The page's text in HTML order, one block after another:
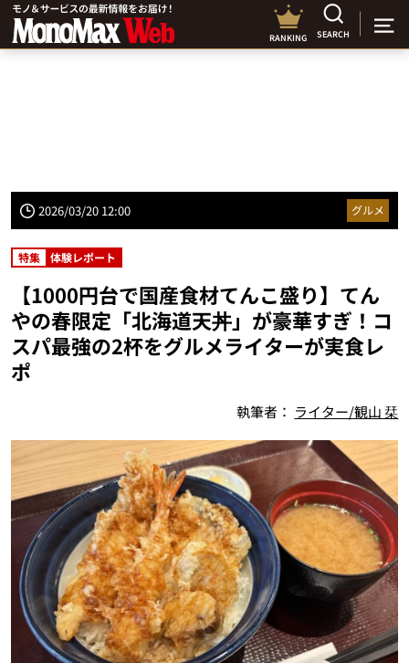
RANKING SEARCH
2026/03/20 12:00 グルメ
特集 体験レポート
【1000円台で国産食材てんこ盛り】てん
やの春限定「北海道天丼」が豪華すぎ！コ
スパ最強の2杯をグルメライターが実食レ
ポ
執筆者： ライター/観山 栞